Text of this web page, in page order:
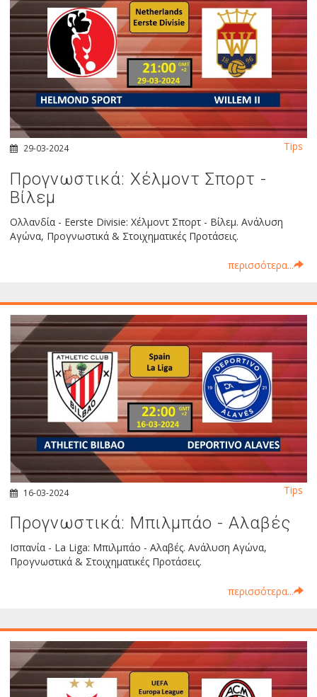
29-03-2024
Προγνωστικά: Χέλμοντ Σπορτ -
Βίλεμ
Ολλανδία - Eerste Divisie: Χέλμοντ Σπορτ - Βίλεμ. Ανάλυση
Αγώνα, Προγνωστικά & Στοιχηματικές Προτάσεις.
περισσότερα...
Tips
16-03-2024
Προγνωστικά: Μπιλμπάο - Αλαβές
Ισπανία - La Liga: Μπιλμπάο - Αλαβές. Ανάλυση Αγώνα,
Προγνωστικά & Στοιχηματικές Προτάσεις.
περισσότερα...
Tips